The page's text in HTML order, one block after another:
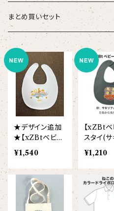
ベビー
スタイ
カバーオール
ギフトセット
Tシャツ
Tシャツ（半袖）
【face】
【signature】
【kakugen】
【hibiscus】
【I love】
オーバーサイズTシャツ（半袖）
【custom_point】
【face_point】
【resort】
マグナムウェイトビッグシルエット
【hello(刺繍)】
ベースボールシャツ
ポロシャツ
【emblem_basic】
シャツ
ポーチ
トートバッグ
おけいこバッグ
ランチトート
デニムトート
ジュートバッグ
ブランケット
ペットアイテム
巾着
サコッシュ
ポシェット
ズーラシアンブラス
オカピ
インドライオン
ドゥクラングール
マレーバク
スマトラトラ
ホッキョクグマ
弦うさぎ
メグ
エイミー
ベス
ジョー
サキソフォックス
ラトゥール
ラフィット
ムートン
クラリキャット
メリッサ
ローズマリー
ことふえパピヨン
パーカッション
ズーラシアンフィルハーモニー管
まとめ買いセット
★デザイン追加
★【xZBtベビ
ー】スタイ(刺繍
お名前入り)
¥1,540
【xZBtベ
スタイ(サ
ォックス/
ぎ/クラリ
ト/こと
ヨン)
¥1,210